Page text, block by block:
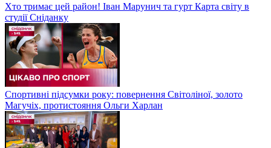
Хто тримає цей район! Іван Марунич та гурт Карта світу в
студії Сніданку
Спортивні підсумки року: повернення Світоліної, золото
Магучіх, протистояння Ольги Харлан